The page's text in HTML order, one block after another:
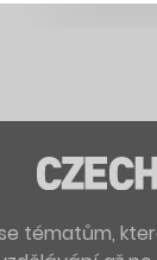
tématům,